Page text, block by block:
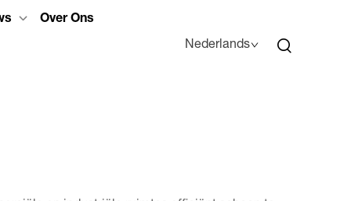
Over Ons
Nederlands